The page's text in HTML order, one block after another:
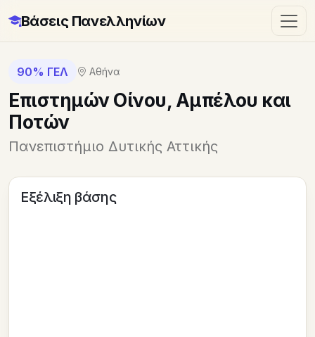
Βάσεις Πανελληνίων
90% ΓΕΛ Αθήνα
Επιστημών Οίνου, Αμπέλου και
Ποτών
Πανεπιστήμιο Δυτικής Αττικής
Εξέλιξη βάσης